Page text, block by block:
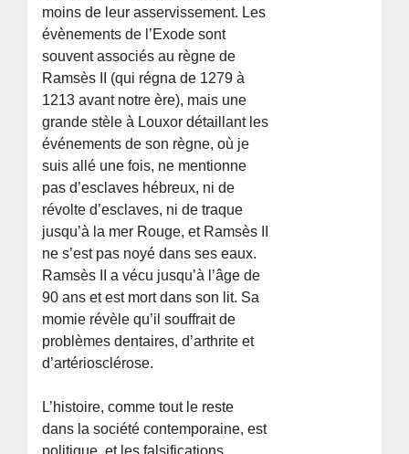
moins de leur asservissement. Les
évènements de l’Exode sont
souvent associés au règne de
Ramsès II (qui régna de 1279 à
1213 avant notre ère), mais une
grande stèle à Louxor détaillant les
événements de son règne, où je
suis allé une fois, ne mentionne
pas d’esclaves hébreux, ni de
révolte d’esclaves, ni de traque
jusqu’à la mer Rouge, et Ramsès II
ne s’est pas noyé dans ses eaux.
Ramsès II a vécu jusqu’à l’âge de
90 ans et est mort dans son lit. Sa
momie révèle qu’il souffrait de
problèmes dentaires, d’arthrite et
d’artériosclérose.
L’histoire, comme tout le reste
dans la société contemporaine, est
politique, et les falsifications